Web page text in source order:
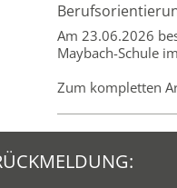
Am 23.06.2026
Maybach-Schule
Zum kompletten